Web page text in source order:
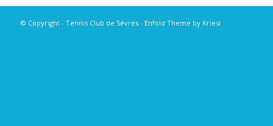
© Copyright - Tennis Club de Sèvres - Enfold Theme by Kriesi